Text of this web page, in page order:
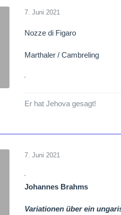
7. Juni 2021
Nozze di Figaro
Marthaler / Cambreling
Er hat Jehova gesagt!
7. Juni 2021
Johannes Brahms
Variationen über ein